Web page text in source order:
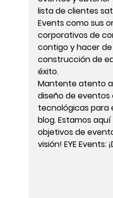
lista de clientes
Events como sus
corporativos de
contigo y hacer
construcción de
éxito.
Mantente atento
diseño de
tecnológicas para
blog. Estamos
objetivos de
visión! EYE